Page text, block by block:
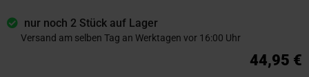
nur noch 2 Stück auf Lager
Versand am selben Tag an Werktagen vor 16:00 Uhr
44,95 €